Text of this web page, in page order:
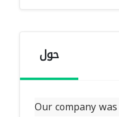
حول
Our company